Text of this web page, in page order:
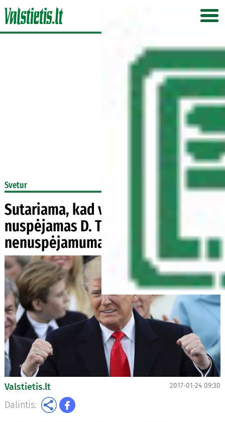
Svetur
Sutariama, kad vienintelis
nuspėjamas D. Trumpo bruožas –
nenuspėjamumas
Valstietis.lt 2017-01-24 09:30
Dalintis: